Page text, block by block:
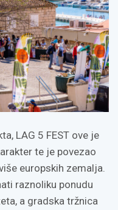
LAG 5 FEST ove je
te je povezao
europskih zemalja.
raznoliku ponudu
a gradska tržnica